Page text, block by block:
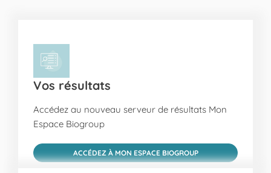
Vos résultats
Accédez au nouveau serveur de résultats Mon
Espace Biogroup
ACCÉDEZ À MON ESPACE BIOGROUP